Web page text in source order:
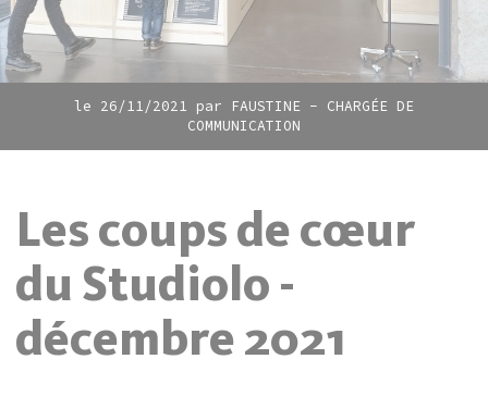
le 26/11/2021 par
FAUSTINE - CHARGÉE DE
COMMUNICATION
Les coups de cœur
du Studiolo -
décembre 2021